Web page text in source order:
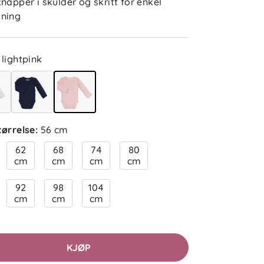
lightpink
: 56 cm
62
cm
68
cm
74
cm
80
cm
92
cm
98
cm
104
cm
KJØP
Jovie E
Ruzica A
Inger